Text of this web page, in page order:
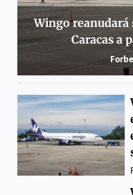
Wingo reanudará
Caracas a